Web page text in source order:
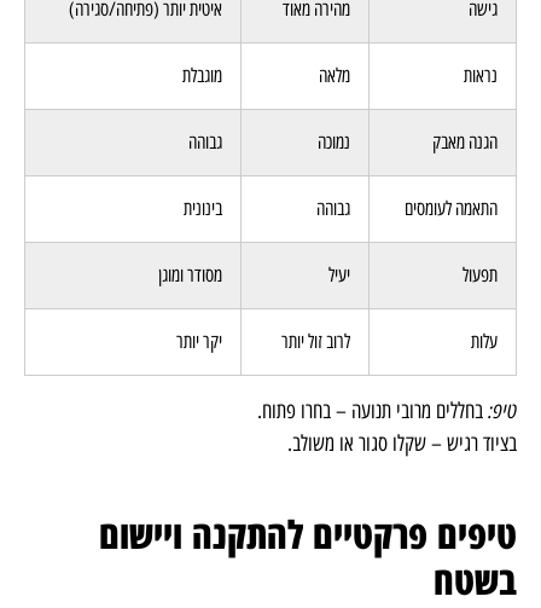
גישה מהירה מאוד איטית יותר (פתיחה/סגירה)
נראות מלאה מוגבלת
הגנה מאבק נמוכה גבוהה
התאמה לעומסים גבוהה בינונית
תפעול יעיל מסודר ומוגן
עלות לרוב זול יותר יקר יותר
טיפ:בחללים מרובי תנועה – בחרו פתוח.
בציוד רגיש – שקלו סגור או משולב.
טיפים פרקטיים להתקנה ויישום
בשטח